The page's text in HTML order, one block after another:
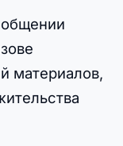
материалов,